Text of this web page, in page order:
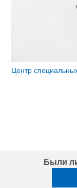
Центр
Были